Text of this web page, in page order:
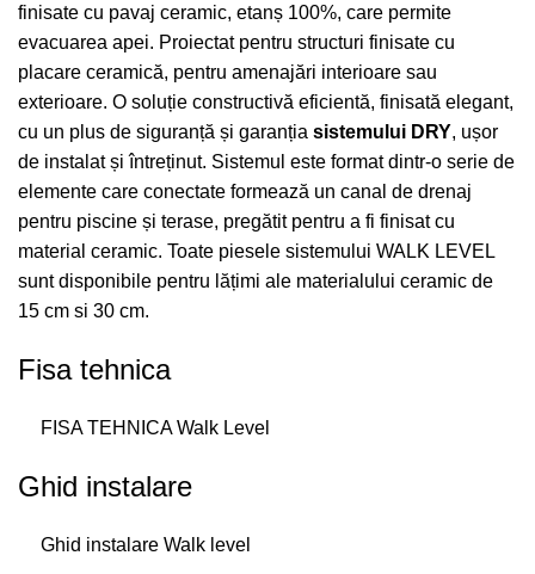
finisate cu pavaj ceramic, etanș 100%, care permite
evacuarea apei. Proiectat pentru structuri finisate cu
placare ceramică, pentru amenajări interioare sau
exterioare. O soluție constructivă eficientă, finisată elegant,
cu un plus de siguranță și garanția sistemului DRY, ușor
de instalat și întreținut. Sistemul este format dintr-o serie de
elemente care conectate formează un canal de drenaj
pentru piscine și terase, pregătit pentru a fi finisat cu
material ceramic. Toate piesele sistemului WALK LEVEL
sunt disponibile pentru lățimi ale materialului ceramic de
15 cm si 30 cm.
Fisa tehnica
FISA TEHNICA Walk Level
Ghid instalare
Ghid instalare Walk level